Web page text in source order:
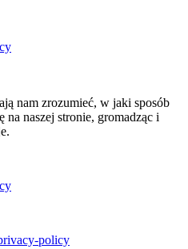
nam zrozumieć, w jaki sposób
naszej stronie, gromadząc i
policy